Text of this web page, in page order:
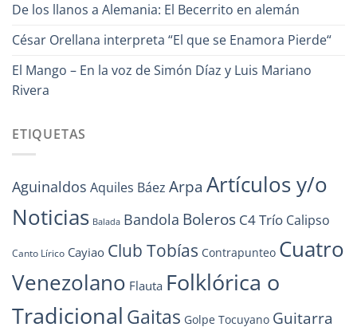
De los llanos a Alemania: El Becerrito en alemán
César Orellana interpreta “El que se Enamora Pierde“
El Mango – En la voz de Simón Díaz y Luis Mariano
Rivera
ETIQUETAS
Aguinaldos Aquiles Báez Arpa Artículos y/o
Noticias Balada Bandola Boleros C4 Trío Calipso
Canto Lírico Cayiao Club Tobías Contrapunteo Cuatro
Venezolano Flauta Folklórica o
Tradicional Gaitas Golpe Tocuyano Guitarra